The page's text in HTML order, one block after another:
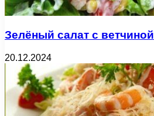
Зелёный салат с ветчиной
20.12.2024